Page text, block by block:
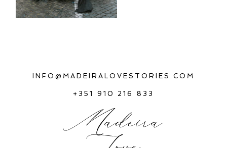
INFO@MADEIRALOVESTORIES.COM
+351 910 216 833